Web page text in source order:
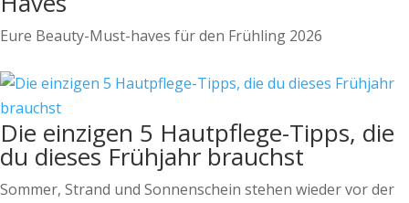
Eure Beauty-Must-haves für den Frühling 2026
Die einzigen 5 Hautpflege-Tipps, die
du dieses Frühjahr brauchst
Sommer, Strand und Sonnenschein stehen wieder vor der